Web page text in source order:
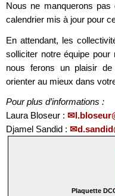
Nous ne manquerons
calendrier mis à jour pour
En attendant, les
solliciter notre équipe pour
nous ferons un plaisir
orienter au mieux dans
Pour plus d’informations :
Laura Bloseur :
Djamel Sandid :
Plaquette